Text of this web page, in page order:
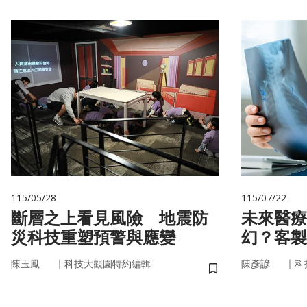
115/05/28
斷層之上看見風險 地震防
災科技重塑預警與應變
陳玉鳳 ｜ 科技大觀園特約編輯
儲存書籤
115/07/22
未來醫
幻？客
實世界
陳彥諺 ｜ 科